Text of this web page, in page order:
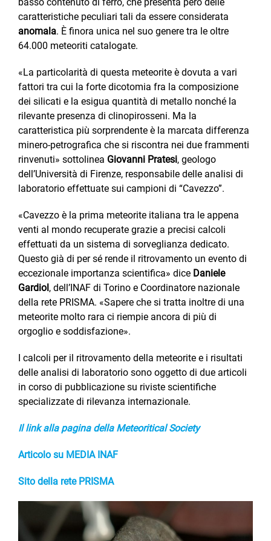
caratteristiche peculiari tali da essere considerata
anomala. È finora unica nel suo genere tra le oltre
64.000 meteoriti catalogate.
«La particolarità di questa meteorite è dovuta a vari
fattori tra cui la forte dicotomia fra la composizione
dei silicati e la esigua quantità di metallo nonché la
rilevante presenza di clinopirosseni. Ma la
caratteristica più sorprendente è la marcata differenza
minero-petrografica che si riscontra nei due frammenti
rinvenuti» sottolinea Giovanni Pratesi, geologo
dell’Università di Firenze, responsabile delle analisi di
laboratorio effettuate sui campioni di “Cavezzo”.
«Cavezzo è la prima meteorite italiana tra le appena
venti al mondo recuperate grazie a precisi calcoli
effettuati da un sistema di sorveglianza dedicato.
Questo già di per sé rende il ritrovamento un evento di
eccezionale importanza scientifica» dice Daniele
Gardiol, dell’INAF di Torino e Coordinatore nazionale
della rete PRISMA. «Sapere che si tratta inoltre di una
meteorite molto rara ci riempie ancora di più di
orgoglio e soddisfazione».
I calcoli per il ritrovamento della meteorite e i risultati
delle analisi di laboratorio sono oggetto di due articoli
in corso di pubblicazione su riviste scientifiche
specializzate di rilevanza internazionale.
Il link alla pagina della Meteoritical Society
Articolo su MEDIA INAF
Sito della rete PRISMA